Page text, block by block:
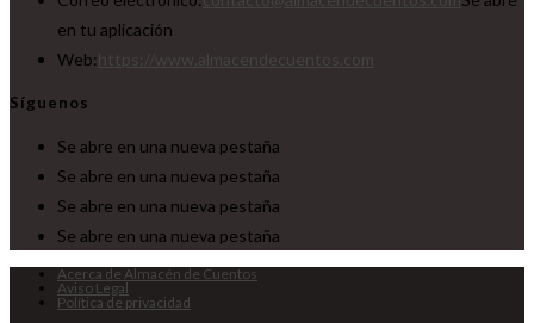
en tu aplicación
Web:
Síguenos
Se abre en una nueva pestaña
Se abre en una nueva pestaña
Se abre en una nueva pestaña
Se abre en una nueva pestaña
Acerca de Almacén de Cuentos
Aviso Legal
Política de privacidad